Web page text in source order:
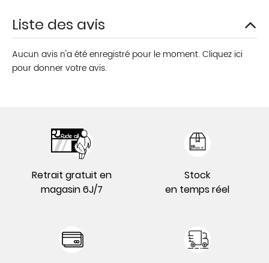
Liste des avis
Aucun avis n'a été enregistré pour le moment. Cliquez ici
pour donner votre avis.
Retrait gratuit en
magasin 6J/7
Stock
en temps réel